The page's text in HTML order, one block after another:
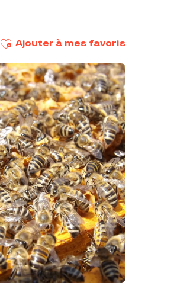
Ajouter aux favoris
Ajouter à mes favoris